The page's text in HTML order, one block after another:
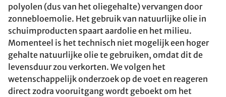
polyolen (dus van het oliegehalte) vervangen door
zonnebloemolie. Het gebruik van natuurlijke olie in
schuimproducten spaart aardolie en het milieu.
Momenteel is het technisch niet mogelijk een hoger
gehalte natuurlijke olie te gebruiken, omdat dit de
levensduur zou verkorten. We volgen het
wetenschappelijk onderzoek op de voet en reageren
direct zodra vooruitgang wordt geboekt om het